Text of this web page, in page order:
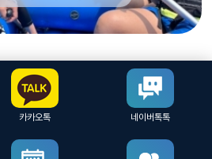
카카오톡 네이버톡톡